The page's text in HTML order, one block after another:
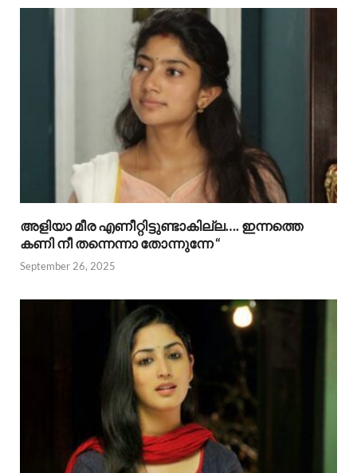
അളിയാ മീര എണീറ്റിട്ടുണ്ടാകില്ല…. ഇന്നത്തെ
കണി നീ തന്നെന്നാ തോന്നുന്നേ “
September 26, 2025